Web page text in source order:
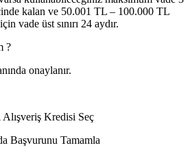
kalan ve 50.001 TL – 100.000 TL
vade üst sınırı 24 aydır.
?
onaylanır.
Kredisi Seç
Başvurunu Tamamla